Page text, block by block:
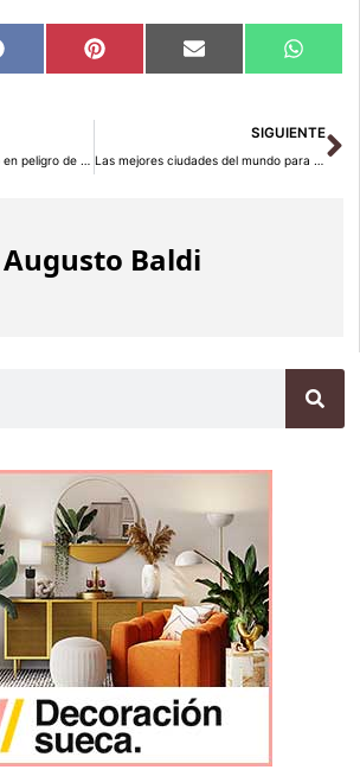
Compartir
en
Facebook Compartir
en
Pinterest Compartir
en
Email
en
Monumentos del mundo en peligro de ser destruidos
SIGUIENTE
Las mejores ciudades del mundo para hacer turismo
Augusto Baldi